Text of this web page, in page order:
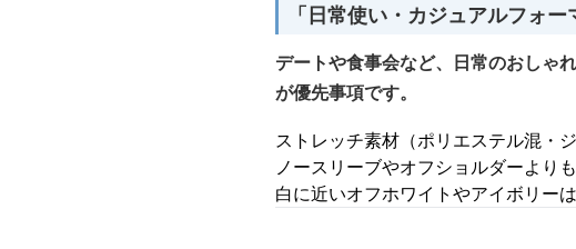
「日常使い・カジュアルフォ
デートや食事会など、日常のおしゃ
が優先事項です。
ストレッチ素材（ポリエステル混・
ノースリーブやオフショルダーより
白に近いオフホワイトやアイボリー